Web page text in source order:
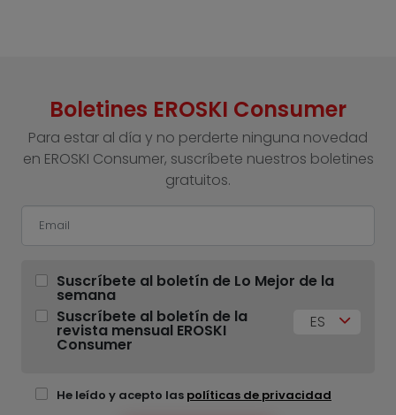
Boletines EROSKI Consumer
Para estar al día y no perderte ninguna novedad
en EROSKI Consumer, suscríbete nuestros boletines
gratuitos.
Suscríbete al boletín de Lo Mejor de la
semana
Suscríbete al boletín de la
revista mensual EROSKI
Consumer
ES
He leído y acepto las políticas de privacidad